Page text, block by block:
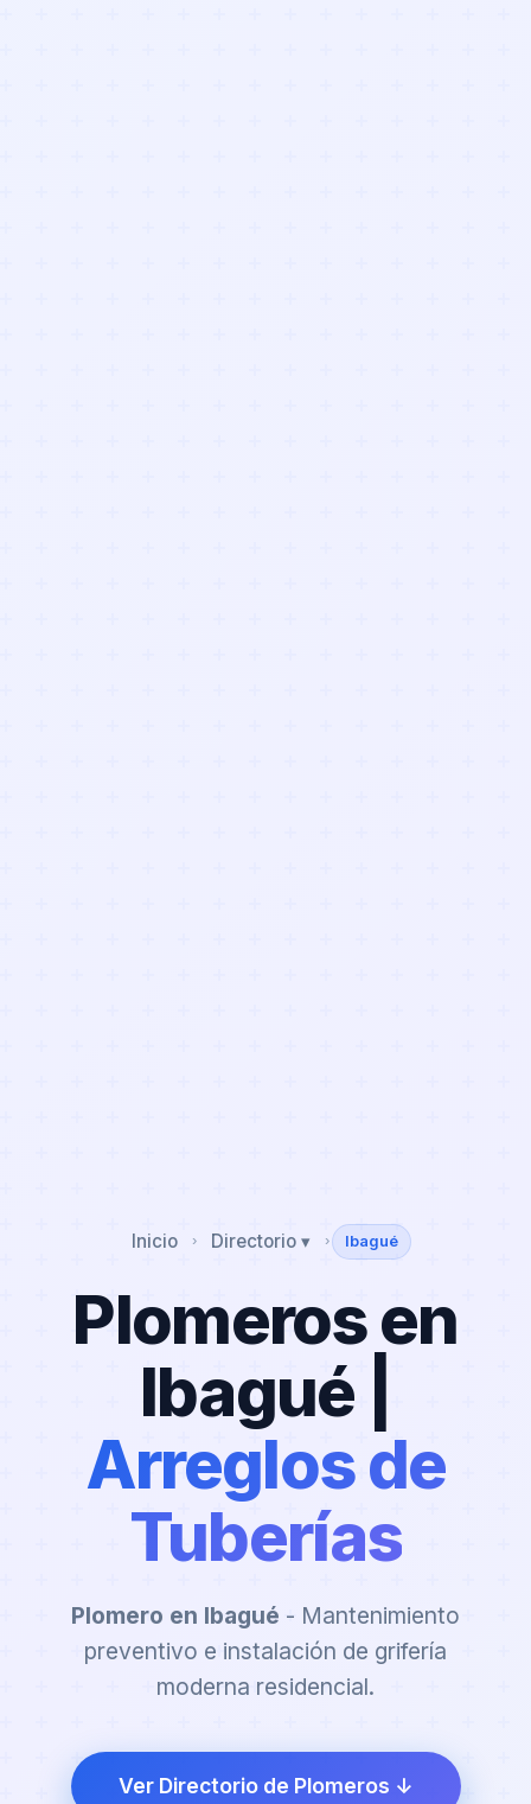
Inicio › Directorio ▾ › Ibagué
Plomeros en
Ibagué |
Arreglos de
Tuberías
Plomero en Ibagué - Mantenimiento
preventivo e instalación de grifería
moderna residencial.
Ver Directorio de Plomeros ↓